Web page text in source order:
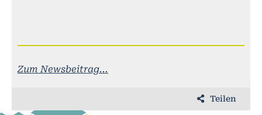
Zum Newsbeitrag...
Teilen